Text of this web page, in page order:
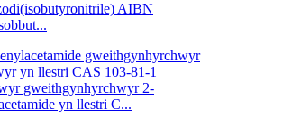
AIBN
gweithgynhyrchwyr 2-
yn llestri C...